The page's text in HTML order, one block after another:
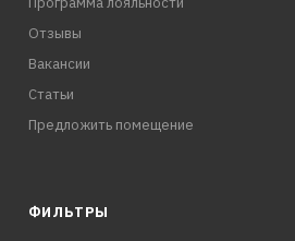
Отзывы
Вакансии
Статьи
Предложить помещение
ФИЛЬТРЫ